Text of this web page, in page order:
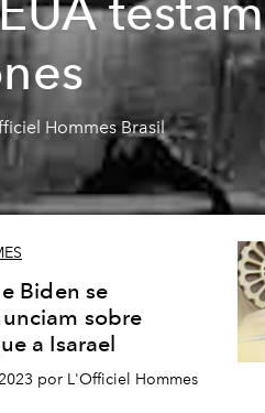
testam
Hommes Brasil
Biden se
sobre
a Isarael
por L'Officiel Hommes